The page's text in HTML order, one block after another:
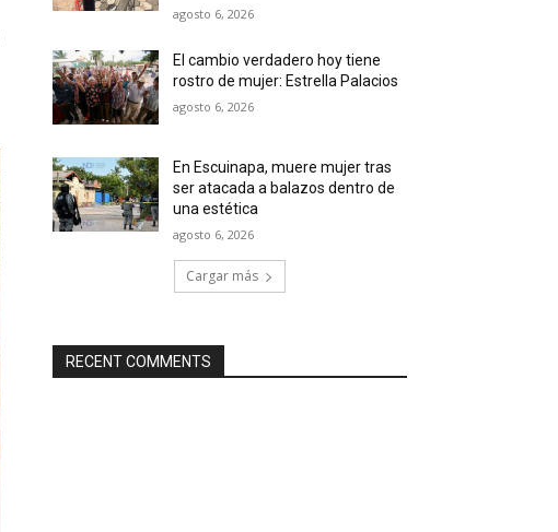
agosto 6, 2026
El cambio verdadero hoy tiene
rostro de mujer: Estrella Palacios
agosto 6, 2026
En Escuinapa, muere mujer tras
ser atacada a balazos dentro de
una estética
agosto 6, 2026
Cargar más
RECENT COMMENTS